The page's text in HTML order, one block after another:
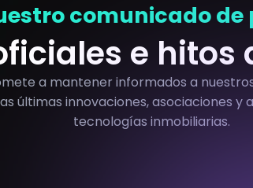
comunicado de
e hitos
a mantener informados a
últimas innovaciones, asociaciones y
tecnologías inmobiliarias.